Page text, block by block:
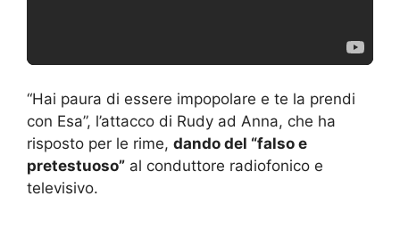
“Hai paura di essere impopolare e te la prendi
con Esa”, l’attacco di Rudy ad Anna, che ha
risposto per le rime, dando del “falso e
pretestuoso” al conduttore radiofonico e
televisivo.